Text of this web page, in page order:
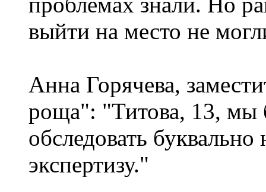
выйти на место не
Анна Горячева,
роща": "Титова, 13, мы
обследовать буквально
экспертизу."